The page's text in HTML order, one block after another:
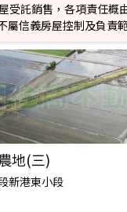
受託銷售，各項責任概
屬信義房屋控制及負責
地(三)
新港東小段